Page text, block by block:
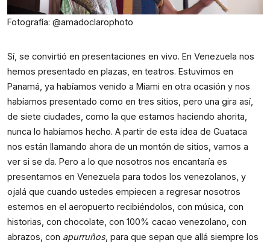
Fotografía: @amadoclarophoto
Sí, se convirtió en presentaciones en vivo. En Venezuela nos
hemos presentado en plazas, en teatros. Estuvimos en
Panamá, ya habíamos venido a Miami en otra ocasión y nos
habíamos presentado como en tres sitios, pero una gira así,
de siete ciudades, como la que estamos haciendo ahorita,
nunca lo habíamos hecho. A partir de esta idea de Guataca
nos están llamando ahora de un montón de sitios, vamos a
ver si se da. Pero a lo que nosotros nos encantaría es
presentarnos en Venezuela para todos los venezolanos, y
ojalá que cuando ustedes empiecen a regresar nosotros
estemos en el aeropuerto recibiéndolos, con música, con
historias, con chocolate, con 100% cacao venezolano, con
abrazos, con apurruños, para que sepan que allá siempre los